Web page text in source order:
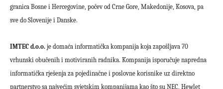
granica Bosne i Hercegovine, počev od Crne Gore, Makedonije, Kosova, pa
sve do Slovenije i Danske.
IMTEC d.o.o. je domaća informatička kompanija koja zapošljava 70
vrhunski obučenih i motiviranih radnika. Kompanija isporučuje napredna
informatička rješenja za pojedinačne i poslovne korisnike uz direktno
partnerstvo sa najvećim svjetskim kompanijama kao što su NEC, Hewlet